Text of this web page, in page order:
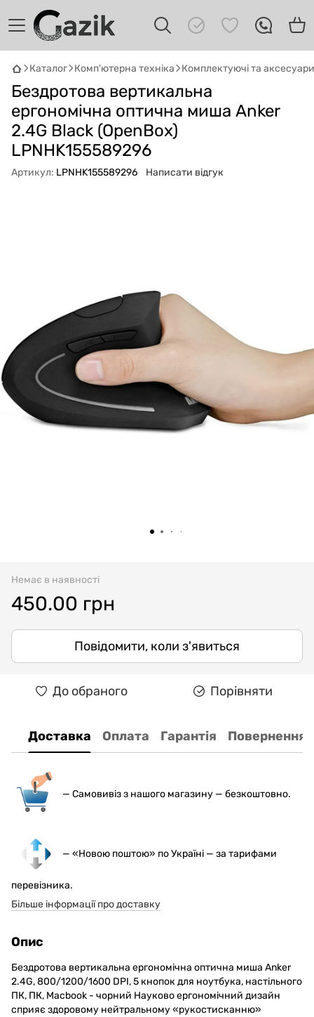
Каталог Комп'ютерна техніка Комплектуючі та аксесуари
Бездротова вертикальна
ергономічна оптична миша Anker
2.4G Black (OpenBox)
LPNHK155589296
Артикул: LPNHK155589296 Написати відгук
Немає в наявності
450.00 грн
Повідомити, коли з'явиться
До обраного Порівняти
Доставка Оплата Гарантія Повернення
— Самовивіз з нашого магазину — безкоштовно.
— «Новою поштою» по Україні — за тарифами
перевізника.
Більше інформації про доставку
Опис
Бездротова вертикальна ергономічна оптична миша Anker
2.4G, 800/1200/1600 DPI, 5 кнопок для ноутбука, настільного
ПК, ПК, Macbook - чорний Науково ергономічний дизайн
сприяє здоровому нейтральному «рукостисканню»
Онлайн · пошук техніки
Привіт! 👋 Я Gazik AI — допоможу
підібрати вживану комп'ютерну техніку.
Що шукаєш?